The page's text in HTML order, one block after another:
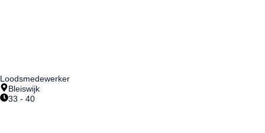
Loodsmedewerker
Bleiswijk
33 - 40